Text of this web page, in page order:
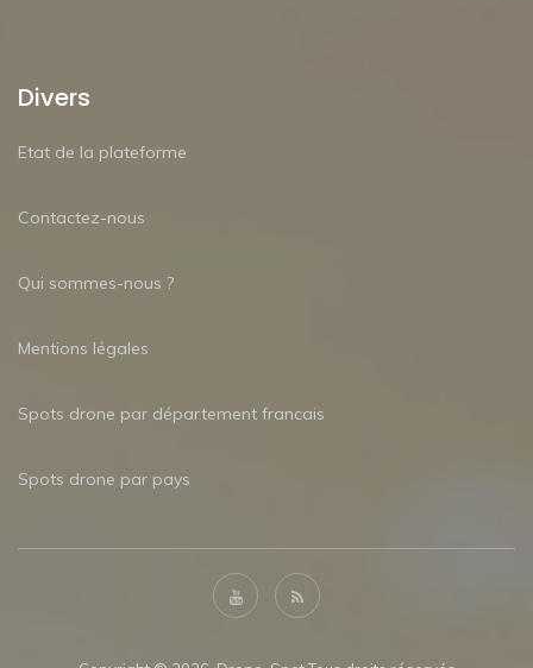
Divers
Etat de la plateforme
Contactez-nous
Qui sommes-nous ?
Mentions légales
Spots drone par département francais
Spots drone par pays